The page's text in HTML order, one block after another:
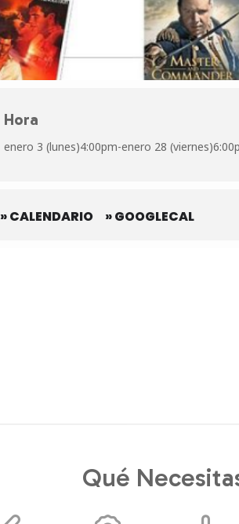
Hora
enero 3 (lunes)4:00pm-enero 28 (viernes)
» CALENDARIO » GOOGLECAL
Qué